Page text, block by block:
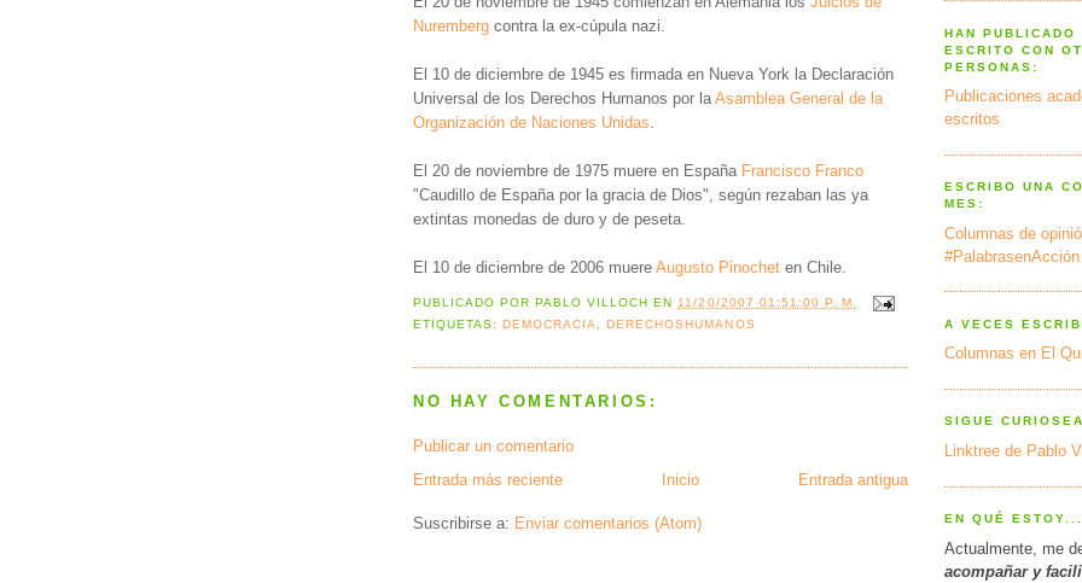
Nuremberg contra la ex-cúpula nazi.
El 10 de diciembre de 1945 es firmada en Nueva York la Declaración
Universal de los Derechos Humanos por la Asamblea General de la
Organización de Naciones Unidas
El 20 de noviembre de 1975 muere en España Francisco Franco
"Caudillo de España por la gracia de Dios", según rezaban las ya
extintas monedas de duro y de peseta.
El 10 de diciembre de 2006 muere Augusto Pinochet en Chile.
PUBLICADO POR PABLO VILLOCH EN11/20/2007 01:51:00 P. M.
ETIQUETAS: DEMOCRACIA, DERECHOSHUMANOS
NO HAY COMENTARIOS:
Publicar un comentario
Entrada más reciente
Entrada antigua
Inicio
Suscribirse a: Enviar comentarios (Atom)
HAN PUBLICADO
ESCRITO CON
PERSONAS:
Publicaciones
escritos
ESCRIBO UNA
MES:
Columnas de
#PalabrasenAcción
A VECES
Columnas en El
SIGUE
Linktree de Pablo
EN QUÉ ESTOY...
Actualmente, me
acompañar y